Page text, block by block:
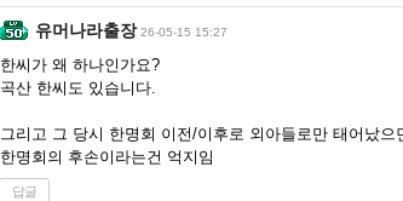
유머나라출장 26-05-15 15:27
한씨가 왜 하나인가요?
곡산 한씨도 있습니다.
그리고 그 당시 한명회 이전/이후로 외아들로만 태어났으
한명회의 후손이라는건 억지임
답글